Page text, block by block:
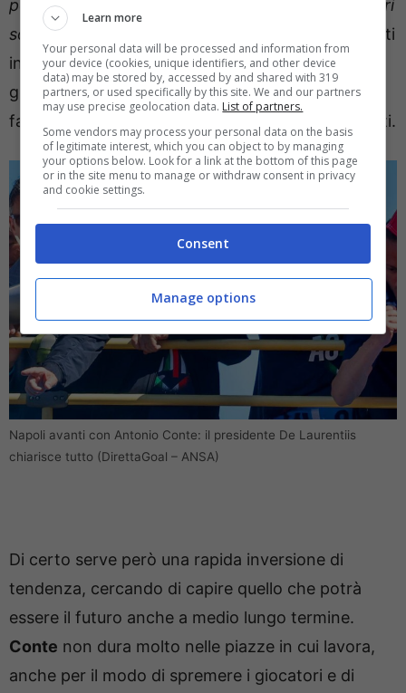
pensieri. Ma voi sapete che non sempre i pensieri
sono giusti o condivisibili”.
Per ora si va avanti tutti
insieme, si pianificheranno nuovi investimenti a
gennaio sul mercato, per andare a coprire quelle
falle della rosa che ancora sono piuttosto evidenti.
Napoli avanti con Antonio Conte: il presidente De Laurentiis
chiarisce tutto (DirettaGoal – ANSA)
Di certo serve però una rapida inversione di
tendenza, cercando di capire quello che potrà
essere il futuro anche a medio lungo termine.
Conte non dura molto nelle piazze in cui lavora,
anche per il modo di spremere i giocatori e di
Learn more
Your personal data will be processed and information from
your device (cookies, unique identifiers, and other device
data) may be stored by, accessed by and shared with 319
partners, or used specifically by this site. We and our partners
may use precise geolocation data. List of partners.
Some vendors may process your personal data on the basis
of legitimate interest, which you can object to by managing
your options below. Look for a link at the bottom of this page
or in the site menu to manage or withdraw consent in privacy
and cookie settings.
Consent
Manage options